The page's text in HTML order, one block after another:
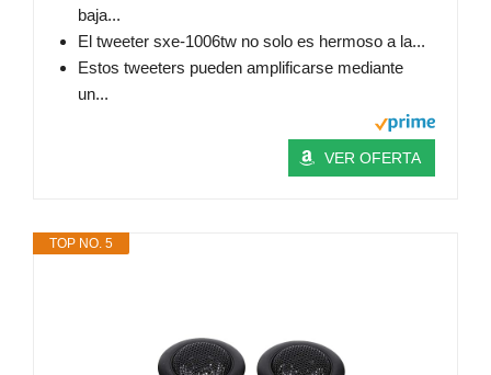
baja...
El tweeter sxe-1006tw no solo es hermoso a la...
Estos tweeters pueden amplificarse mediante
un...
VER OFERTA
TOP NO. 5